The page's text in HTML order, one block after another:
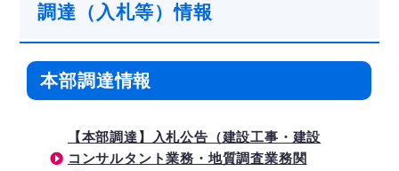
調達（入札等）情報
本部調達情報
【本部調達】入札公告（建設工事・建設
コンサルタント業務・地質調査業務関